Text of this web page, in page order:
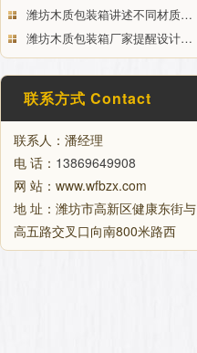
潍坊木质包装箱讲述不同材质…
潍坊木质包装箱厂家提醒设计…
联系方式 Contact
联系人：潘经理
电 话： 13869649908
网 站：www.wfbzx.com
地 址：潍坊市高新区健康东街与
高五路交叉口向南800米路西